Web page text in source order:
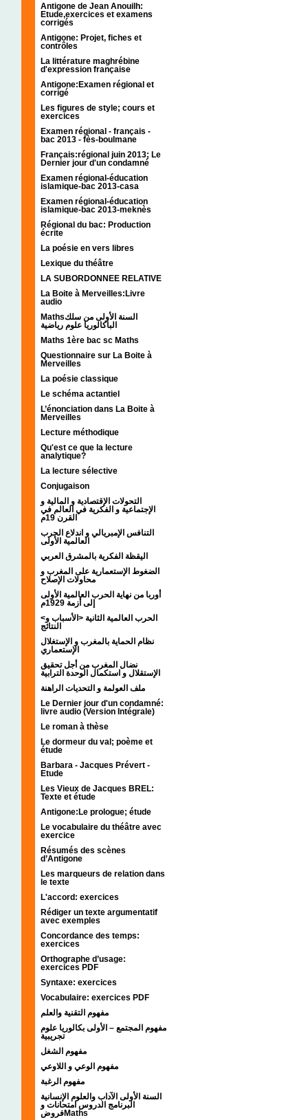
Antigone de Jean Anouilh:
Etude,exercices et examens
corrigés
Antigone: Projet, fiches et
contrôles
La littérature maghrébine
d'expression française
Antigone:Examen régional et
corrigé
Les figures de style; cours et
exercices
Examen régional - français -
bac 2013 - fès-boulmane
Français:régional juin 2013; Le
Dernier jour d'un condamné
Examen régional-éducation
islamique-bac 2013-casa
Examen régional-éducation
islamique-bac 2013-meknès
Régional du bac: Production
écrite
La poésie en vers libres
Lexique du théâtre
LA SUBORDONNEE RELATIVE
La Boite à Merveilles:Livre
audio
Mathsالسنة الأولى من سلك
الباكالوريا علوم رياضية
Maths 1ère bac sc Maths
Questionnaire sur La Boite à
Merveilles
La poésie classique
Le schéma actantiel
L’énonciation dans La Boite à
Merveilles
Lecture méthodique
Qu'est ce que la lecture
analytique?
La lecture sélective
Conjugaison
التحولات الإقتصادية و المالية و
الإجتماعية و الفكرية في العالم في
القرن 19م
التنافس الإمبريالي و اندلاع الحرب
العالمية الأولى
اليقظة الفكرية بالمشرق العربي
الضغوط الإستعمارية على المغرب و
محاولات الإصلاح
أوربا من نهاية الحرب العالمية الأولى
إلى أزمة 1929م
<الحرب العالمية الثانية <الأسباب و
النتائج
نظام الحماية بالمغرب و الإستغلال
الإستعماري
نضال المغرب من أجل تحقيق
الإستقلال و استكمال الوحدة الترابية
ملف العولمة و التحديات الراهنة
Le Dernier jour d'un condamné:
livre audio (Version Intégrale)
Le roman à thèse
Le dormeur du val; poème et
étude
Barbara - Jacques Prévert -
Etude
Les Vieux de Jacques BREL:
Texte et étude
Antigone:Le prologue; étude
Le vocabulaire du théâtre avec
exercice
Résumés des scènes
d’Antigone
Les marqueurs de relation dans
le texte
L'accord: exercices
Rédiger un texte argumentatif
avec exemples
Concordance des temps:
exercices
Orthographe d’usage:
exercices PDF
Syntaxe: exercices
Vocabulaire: exercices PDF
مفهوم التقنية والعلم
مفهوم المجتمع – الأولى بكالوريا علوم
تجريبية
مفهوم الشغل
مفهوم الوعي و اللاوعي
مفهوم الرغبة
السنة الأولى الآداب والعلوم الإنسانية
البرنامج الدروس امتحانات و
فروضMaths